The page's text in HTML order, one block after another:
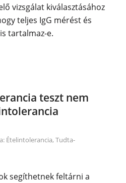
vizsgálat kiválasztásához
teljes IgG mérést és
tartalmaz-e.
teszt nem
Ételintolerancia, Tudta-
segíthetnek feltárni a